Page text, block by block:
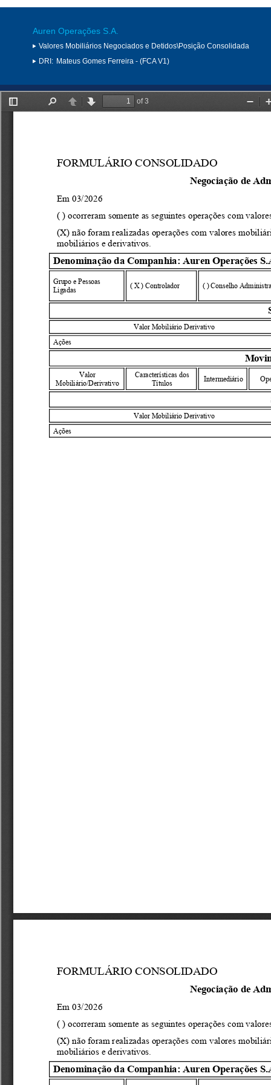
Auren Operações S.A.
Valores Mobiliários Negociados e Detidos\Posição Consolidada
DRI: Mateus Gomes Ferreira - (FCA V1)